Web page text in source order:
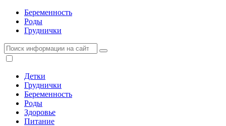
Беременность
Роды
Груднички
Детки
Груднички
Беременность
Роды
Здоровье
Питание